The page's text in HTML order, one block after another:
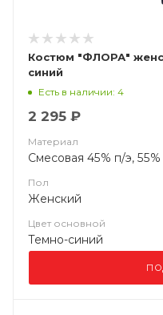
Костюм "ФЛОРА"
синий
Есть в наличии: 4
2 295 ₽
Материал
Смесовая 45% п/э,
Пол
Женский
Цвет основной
Темно-синий